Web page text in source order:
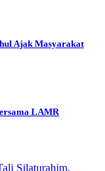
Ajak Masyarakat
LAMR